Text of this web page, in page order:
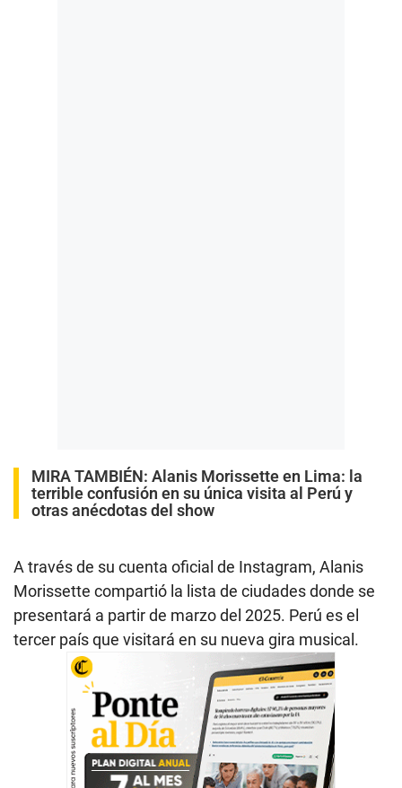
MIRA TAMBIÉN: Alanis Morissette en Lima: la
terrible confusión en su única visita al Perú y
otras anécdotas del show
A través de su cuenta oficial de Instagram, Alanis
Morissette compartió la lista de ciudades donde se
presentará a partir de marzo del 2025. Perú es el
tercer país que visitará en su nueva gira musical.